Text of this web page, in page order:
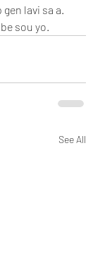
lavi sa a.
sou yo.
See All